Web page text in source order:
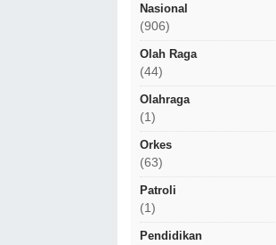
Nasional
(906)
Olah Raga
(44)
Olahraga
(1)
Orkes
(63)
Patroli
(1)
Pendidikan